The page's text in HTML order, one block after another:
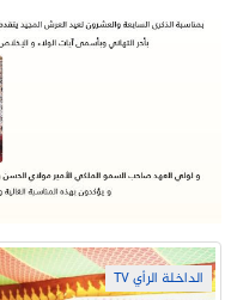
الداخلة الرأي TV